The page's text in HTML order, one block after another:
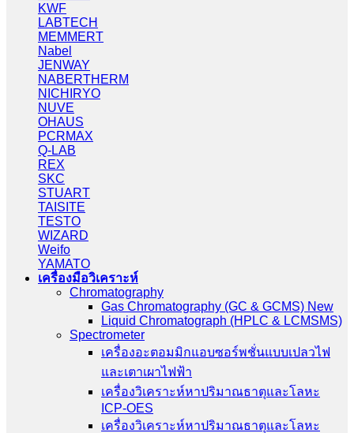
KWF
LABTECH
MEMMERT
Nabel
JENWAY
NABERTHERM
NICHIRYO
NUVE
OHAUS
PCRMAX
Q-LAB
REX
SKC
STUART
TAISITE
TESTO
WIZARD
Weifo
YAMATO
เครื่องมือวิเคราะห์
Chromatography
Gas Chromatography (GC & GCMS) New
Liquid Chromatograph (HPLC & LCMSMS)
Spectrometer
เครื่องอะตอมมิกแอบซอร์พชั่นแบบเปลวไฟ
และเตาเผาไฟฟ้า
เครื่องวิเคราะห์หาปริมาณธาตุและโลหะ
ICP-OES
เครื่องวิเคราะห์หาปริมาณธาตุและโลหะ